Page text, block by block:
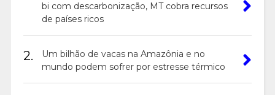
bi com descarbonização, MT cobra recursos
de países ricos
2.
Um bilhão de vacas na Amazônia e no
mundo podem sofrer por estresse térmico